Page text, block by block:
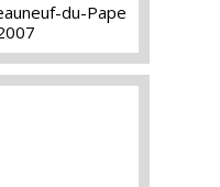
du-Pape